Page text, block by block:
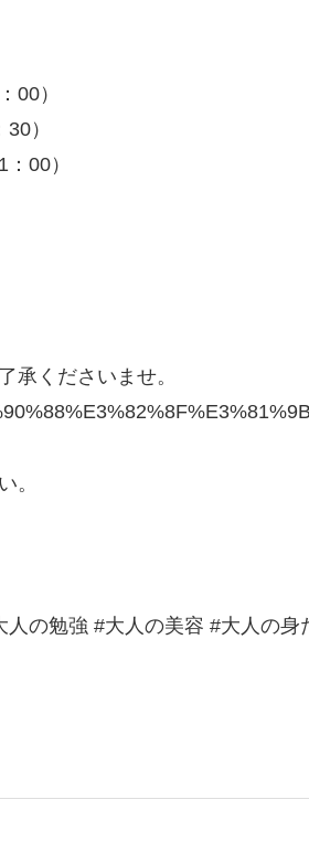
）
）
00）
承くださいませ。
。
人の勉強 #大人の美容 #大人の